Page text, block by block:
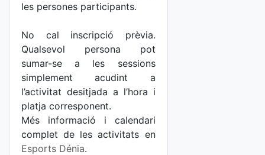
les persones participants.
No cal inscripció prèvia.
Qualsevol persona pot
sumar-se a les sessions
simplement acudint a
l’activitat desitjada a l’hora i
platja corresponent.
Més informació i calendari
complet de les activitats en
Esports Dénia.